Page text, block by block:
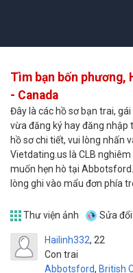
Tìm bạn bốn phương,
- Canada
Đây là các hồ sơ bạn trai,
vừa đăng ký hay đăng nhập
hồ sơ chi tiết, vui lòng nhấn
Vietdating.us là CLB
muốn hẹn hò tại
lòng ghi vào mẩu đơn phía
Thư viện ảnh Sửa
Hailinh332
Con trai
22
Abbotsford, British